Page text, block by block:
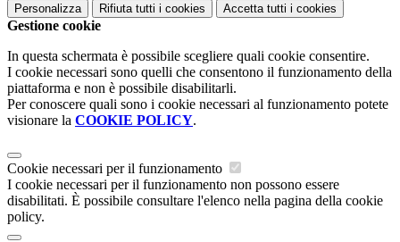
Personalizza Rifiuta tutti i cookies Accetta tutti i cookies
Gestione cookie
In questa schermata è possibile scegliere quali cookie consentire.
I cookie necessari sono quelli che consentono il funzionamento della
piattaforma e non è possibile disabilitarli.
Per conoscere quali sono i cookie necessari al funzionamento potete
visionare la COOKIE POLICY.
Cookie necessari per il funzionamento
I cookie necessari per il funzionamento non possono essere
disabilitati. È possibile consultare l'elenco nella pagina della cookie
policy.